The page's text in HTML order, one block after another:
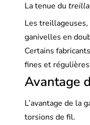
La tenue du
Les
ganivelles en
Certains
fines et
Avantage
L’avantage de la
torsions de fil.